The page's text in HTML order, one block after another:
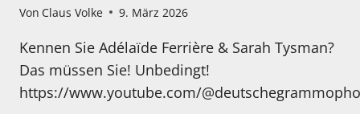
Von Claus Volke 9. März 2026
Kennen Sie Adélaïde Ferrière & Sarah Tysman?
Das müssen Sie! Unbedingt!
https://www.youtube.com/